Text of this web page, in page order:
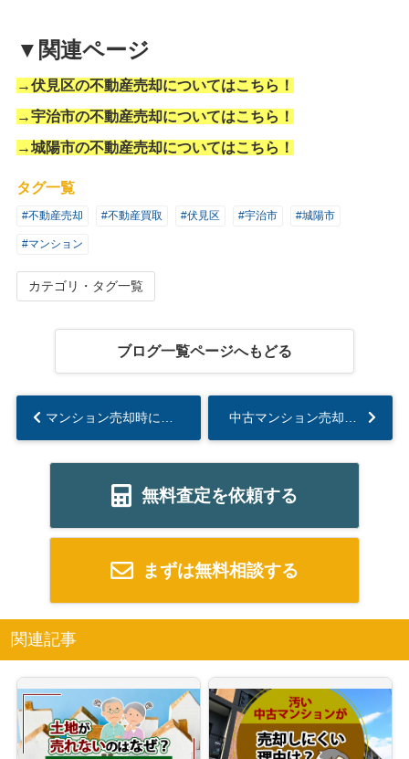
▼関連ページ
→伏見区の不動産売却についてはこちら！
→宇治市の不動産売却についてはこちら！
→城陽市の不動産売却についてはこちら！
タグ一覧
#不動産売却 #不動産買取 #伏見区 #宇治市 #城陽市
#マンション
カテゴリ・タグ一覧
ブログ一覧ページへもどる
無料査定を依頼する
まずは無料相談する
関連記事